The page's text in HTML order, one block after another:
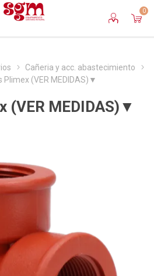
0
Cañeria y acc. abastecimiento
Plimex (VER MEDIDAS)▼
(VER MEDIDAS)▼